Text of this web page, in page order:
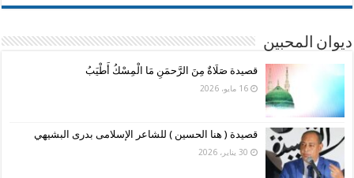
ديوان المحبين
قصيدة صَلَاةٌ مِنَ الرَّحمَنِ مَا الْمِسْكُ أَطْيَبُ
16 مايو، 2026
قصيدة ( هنا الحسين ) للشاعر الإسلامى بدرى البشيهي
30 يناير، 2026